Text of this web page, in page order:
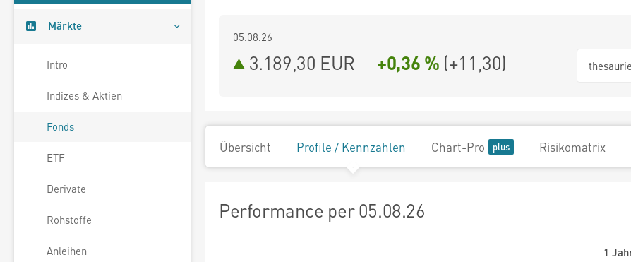
Märkte
Intro
Indizes & Aktien
Fonds
ETF
Derivate
Rohstoffe
Anleihen
05.08.26
3.189,30 EUR +0,36 % (+11,30)
Übersicht Profile / Kennzahlen Chart-Pro Risikomatrix
Performance per 05.08.26
1